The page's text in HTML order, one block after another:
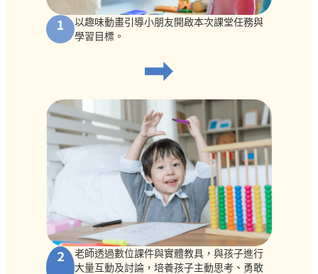
1
以趣味動畫引導小朋友開啟本次課堂任務與
學習目標。
2
老師透過數位課件與實體教具，與孩子進行
大量互動及討論，培養孩子主動思考、勇敢